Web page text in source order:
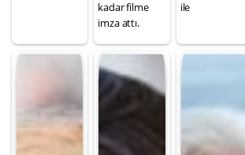
kadar filme
imza attı.
ile